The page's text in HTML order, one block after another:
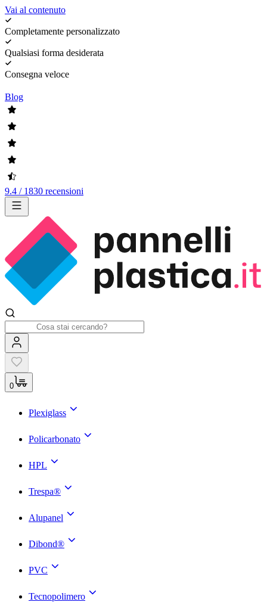
Vai al contenuto
Completamente personalizzato
Qualsiasi forma desiderata
Consegna veloce
Blog
9.4 / 1830 recensioni
0
Plexiglass
Policarbonato
HPL
Trespa®
Alupanel
Dibond®
PVC
Tecnopolimero